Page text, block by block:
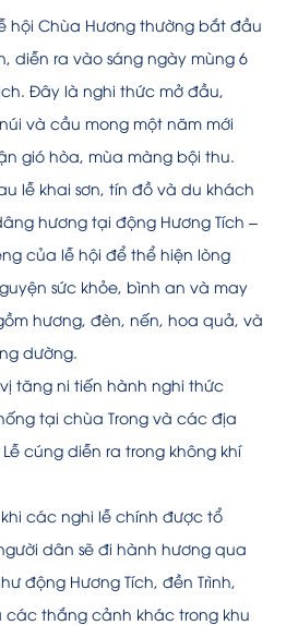
hội Chùa Hương thường bắt đầu
diễn ra vào sáng ngày mùng 6
Đây là nghi thức mở đầu,
và cầu mong một năm mới
gió hòa, mùa màng bội thu.
lễ khai sơn, tín đồ và du khách
hương tại động Hương Tích –
của lễ hội để thể hiện lòng
sức khỏe, bình an và may
hương, đèn, nến, hoa quả, và
dường.
tăng ni tiến hành nghi thức
tại chùa Trong và các địa
cúng diễn ra trong không khí
khi các nghi lễ chính được tổ
dân sẽ đi hành hương qua
động Hương Tích, đền Trình,
các thắng cảnh khác trong khu